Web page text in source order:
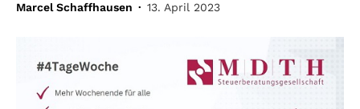
Marcel Schaffhausen · 13. April 2023